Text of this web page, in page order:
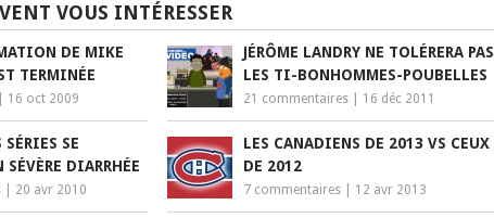
VOUS INTÉRESSER
DE MIKE
TERMINÉE
16 oct 2009
JÉRÔME LANDRY NE TOLÉRERA PAS
LES TI-BONHOMMES-POUBELLES
21 commentaires 16 déc 2011
SÉRIES SE
SÉVÈRE DIARRHÉE
20 avr 2010
LES CANADIENS DE 2013 VS CEUX
DE 2012
7 commentaires 12 avr 2013